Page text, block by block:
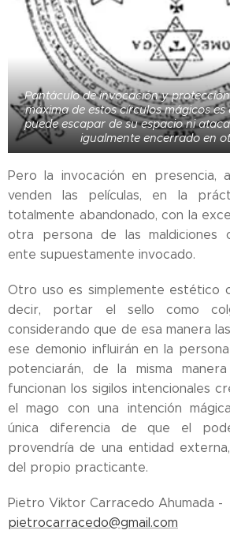
Pantáculo de invocación y
máxima de estos círculos mágicos es
puede escapar de su espacio ni
igualmente encerrado en
Pero la invocación en presencia,
venden las películas, en la
totalmente abandonado, con la
otra persona de las maldiciones
ente supuestamente invocado.
Otro uso es simplemente estético
decir, portar el sello como
considerando que de esa manera
ese demonio influirán en la
potenciarán, de la misma
funcionan los sigilos intencionales
el mago con una intención
única diferencia de que el
provendría de una entidad
del propio practicante.
Pietro Viktor Carracedo Ahumada -
pietrocarracedo@gmail.com